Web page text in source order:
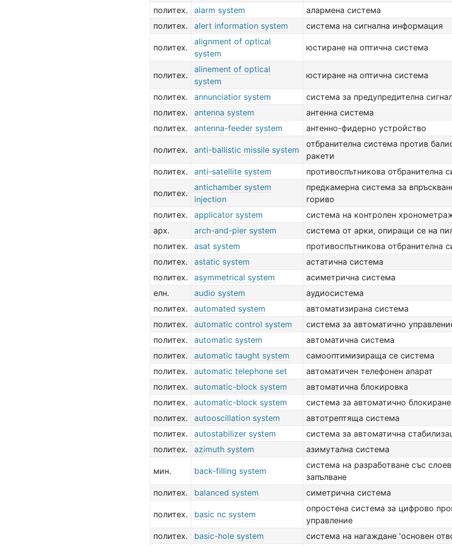
политех.
alarm system
алармена система
политех.
alert information system система на сигнална информация
политех.
alignment of optical
system
юстиране на оптична система
политех.
alinement of optical
system
юстиране на оптична система
политех. annunciatior system
система за предупредителна
политех.
antenna system
антенна система
политех.
antenna-feeder system антенно-фидерно устройство
политех. anti-ballistic missile system
отбранителна система против
ракети
политех.
anti-satellite system противоспътникова отбранителна
политех.
antichamber system
injection
предкамерна система за
гориво
политех.
applicator system
система на контролен
арх.
arch-and-pier system
система от арки, опиращи се на
политех.
asat system
противоспътникова отбранителна
политех.
astatic system
астатична система
политех.
asymmetrical system
асиметрична система
елн.
audio system
аудиосистема
политех.
automated system
автоматизирана система
политех.
automatic control system
система за автоматично
политех.
automatic system
автоматична система
политех.
automatic taught system
самооптимизираща се система
политех.
automatic telephone set
автоматичен телефонен апарат
политех.
automatic-block system
автоматична блокировка
политех.
automatic-block system
система за автоматично блокиране
политех.
autooscillation system
автотрептяща система
политех.
autostabilizer system
система за автоматична
политех.
azimuth system азимутална система
мин. back-filling system
система на разработване със
запълване
политех.
balanced system симетрична система
политех. basic nc system
опростена система за цифрово
управление
политех.
basic-hole system
система на нагаждане 'основен